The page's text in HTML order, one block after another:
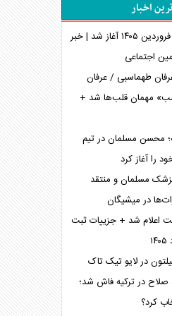
تجارت ایران
علیه متحدان ایران
حماس
امنیتی جدید است؟
در تثبیت معادلات
برزیل
به آمریکا
اخبار
واریز مابه‌التفاوت حقوق فروردین ۱۴۰۵ آغاز شد | خبر
اجتماعی
طهماسبی / عرفان
مهمان قلب‌ها شد +
محسن مسلمان در تیم
را آغاز کرد
مسلمان و منتقد
در میشیگان
اعلام شد + جزییات ثبت
در لایو تیک تاک
صلاح در ترکیه فاش شد؛